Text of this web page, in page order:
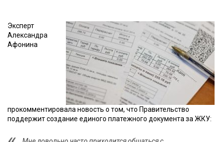
Эксперт
Александра
Афонина
прокомментировала новость о том, что Правительство
поддержит создание единого платежного документа за ЖКУ: